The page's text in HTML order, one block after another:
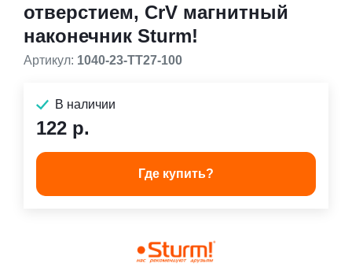
отверстием, CrV магнитный
наконечник Sturm!
Артикул: 1040-23-TT27-100
В наличии
122 р.
Где купить?